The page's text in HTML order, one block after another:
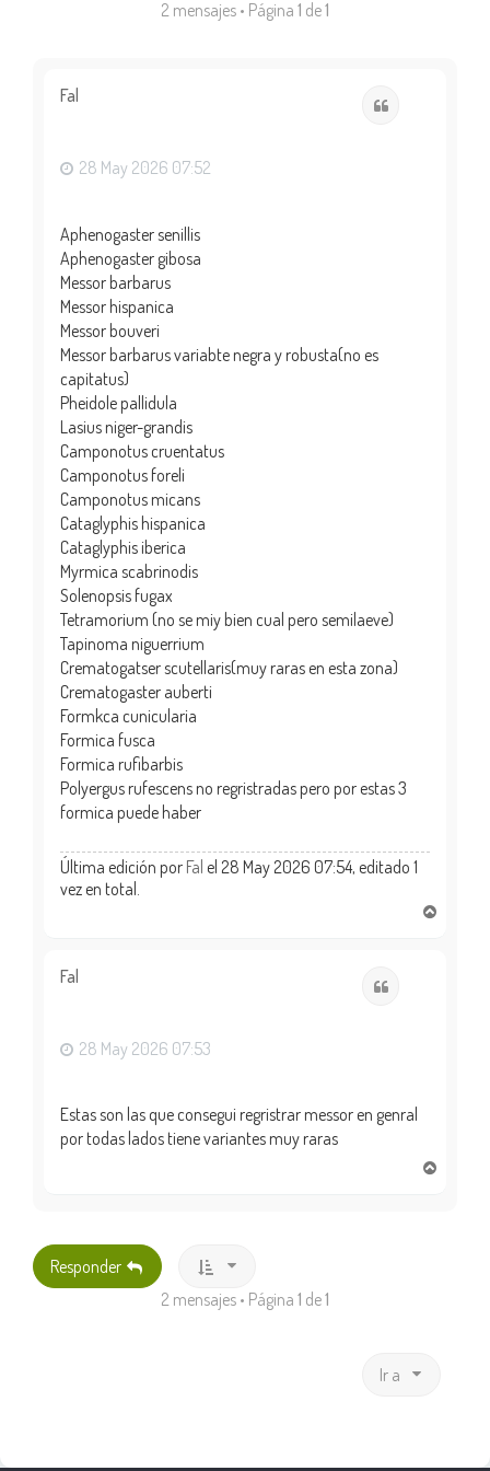
2 mensajes • Página 1 de1
Fal
28 May 2026 07:52
Aphenogaster senillis
Aphenogaster gibosa
Messor barbarus
Messor hispanica
Messor bouveri
Messor barbarus variabte negra y robusta(no es
capitatus)
Pheidole pallidula
Lasius niger-grandis
Camponotus cruentatus
Camponotus foreli
Camponotus micans
Cataglyphis hispanica
Cataglyphis iberica
Myrmica scabrinodis
Solenopsis fugax
Tetramorium (no se miy bien cual pero semilaeve)
Tapinoma niguerrium
Crematogatser scutellaris(muy raras en esta zona)
Crematogaster auberti
Formkca cunicularia
Formica fusca
Formica rufibarbis
Polyergus rufescens no regristradas pero por estas 3
formica puede haber
Última edición por Fal el 28 May 2026 07:54, editado 1
vez en total.
Fal
28 May 2026 07:53
Estas son las que consegui regristrar messor en genral
por todas lados tiene variantes muy raras
Responder
2 mensajes • Página 1 de1
Ir a